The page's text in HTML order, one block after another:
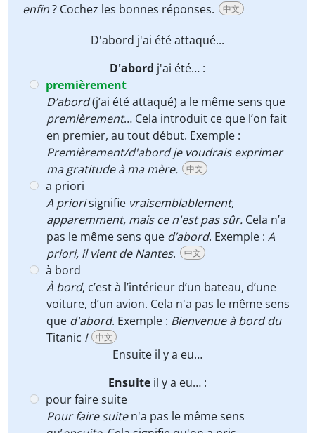
enfin? Cochez les bonnes réponses. 中文
D'abord j'ai été attaqué...
D'abord j'ai été… :
premièrement
D’abord(j’ai été attaqué) a le même sens que
premièrement… Cela introduit ce que l’on fait
en premier, au tout début. Exemple :
Premièrement/d'abord je voudrais exprimer
ma gratitude à ma mère.
中文
a priori
A priorisignifie vraisemblablement,
apparemment, mais ce n'est pas sûr. Cela n’a
pas le même sens que d’abord. Exemple : A
priori, il vient de Nantes. 中文
à bord
À bord, c’est à l’intérieur d’un bateau, d’une
voiture, d’un avion. Cela n'a pas le même sens
que d'abord. Exemple : Bienvenue à bord du
Titanic ! 中文
Ensuite il y a eu…
Ensuite il y a eu… :
pour faire suite
Pour faire suiten'a pas le même sens